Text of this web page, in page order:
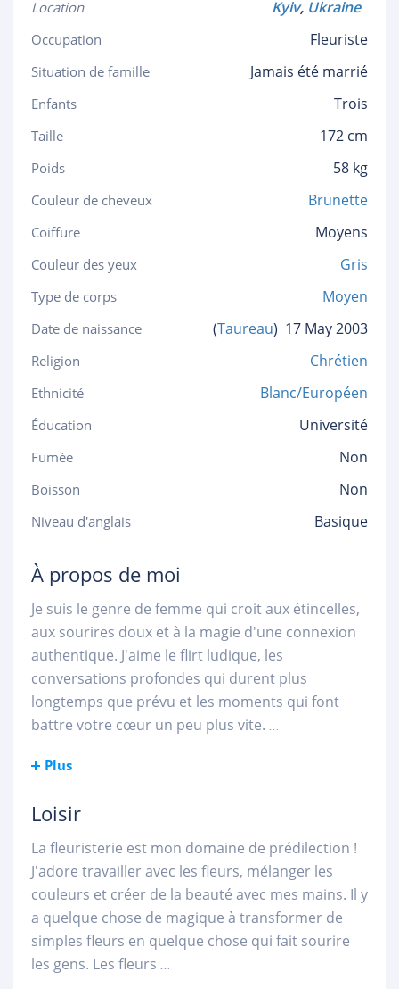
Location Kyiv, Ukraine
Occupation Fleuriste
Situation de famille Jamais été marrié
Enfants Trois
Taille 172 cm
Poids 58 kg
Couleur de cheveux Brunette
Coiffure Moyens
Couleur des yeux Gris
Type de corps Moyen
Date de naissance (Taureau) 17 May 2003
Religion Chrétien
Ethnicité Blanc/Européen
Éducation Université
Fumée Non
Boisson Non
Niveau d'anglais Basique
À propos de moi
Je suis le genre de femme qui croit aux étincelles,
aux sourires doux et à la magie d'une connexion
authentique. J'aime le flirt ludique, les
conversations profondes qui durent plus
longtemps que prévu et les moments qui font
battre votre cœur un peu plus vite. ...
Plus
Loisir
La fleuristerie est mon domaine de prédilection !
J'adore travailler avec les fleurs, mélanger les
couleurs et créer de la beauté avec mes mains. Il y
a quelque chose de magique à transformer de
simples fleurs en quelque chose qui fait sourire
les gens. Les fleurs ...